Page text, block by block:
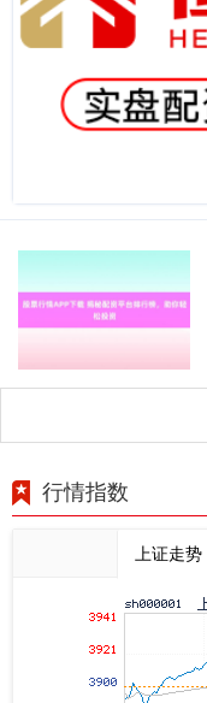
行情指数
上证走势